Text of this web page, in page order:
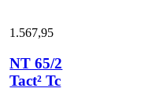
1.567,95
NT 65/2
Tact² Tc